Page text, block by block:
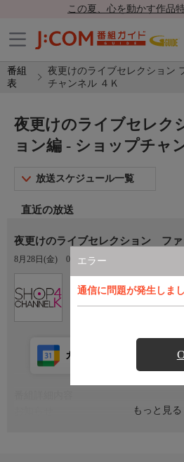
この夏、心を動かす作品
番組
表
夜更けのライブセレクション
チャンネル ４Ｋ
エラー
通信に問題が発生しま
夜更けのライブセレク
ョン編 - ショップチャ
放送スケジュール一覧
直近の放送
夜更けのライブセレクション ファ
8月28日(金) 03:00〜04:00
ショップチャンネル ４Ｋ
もっと見る
カレンダー登録